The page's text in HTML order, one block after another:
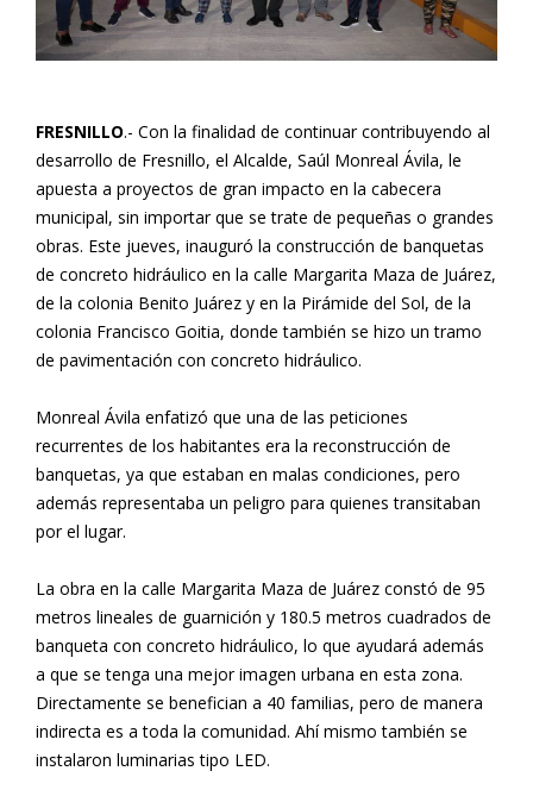
FRESNILLO.- Con la finalidad de continuar contribuyendo al
desarrollo de Fresnillo, el Alcalde, Saúl Monreal Ávila, le
apuesta a proyectos de gran impacto en la cabecera
municipal, sin importar que se trate de pequeñas o grandes
obras. Este jueves, inauguró la construcción de banquetas
de concreto hidráulico en la calle Margarita Maza de Juárez,
de la colonia Benito Juárez y en la Pirámide del Sol, de la
colonia Francisco Goitia, donde también se hizo un tramo
de pavimentación con concreto hidráulico.
Monreal Ávila enfatizó que una de las peticiones
recurrentes de los habitantes era la reconstrucción de
banquetas, ya que estaban en malas condiciones, pero
además representaba un peligro para quienes transitaban
por el lugar.
La obra en la calle Margarita Maza de Juárez constó de 95
metros lineales de guarnición y 180.5 metros cuadrados de
banqueta con concreto hidráulico, lo que ayudará además
a que se tenga una mejor imagen urbana en esta zona.
Directamente se benefician a 40 familias, pero de manera
indirecta es a toda la comunidad. Ahí mismo también se
instalaron luminarias tipo LED.